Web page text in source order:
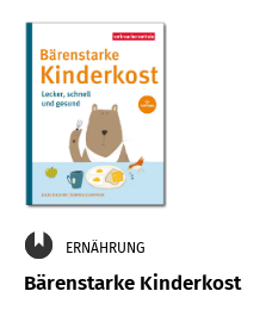
ERNÄHRUNG
Bärenstarke Kinderkost